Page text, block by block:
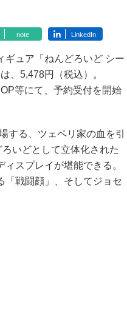
note LinkedIn
ュア「ねんどろいど シー
、5,478円（税込）。
等にて、予約受付を開始
る、ツェペリ家の血を引
いどとして立体化された
スプレイが堪能できる。
「戦闘顔」、そしてジョセ